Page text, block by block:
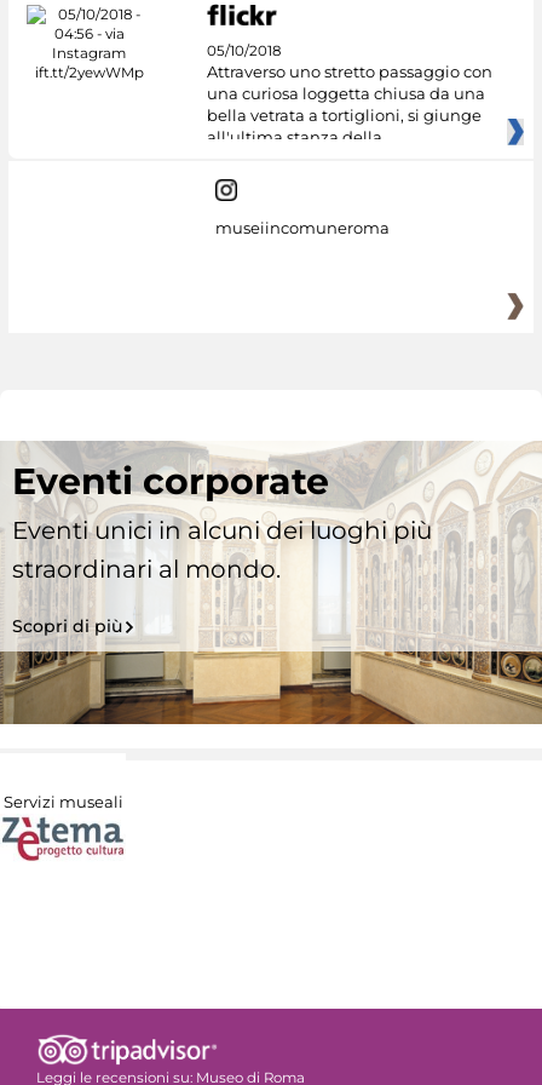
05/10/2018
Attraverso uno stretto passaggio con
una curiosa loggetta chiusa da una
bella vetrata a tortiglioni, si giunge
all'ultima stanza della
museiincomuneroma
Eventi corporate
Eventi unici in alcuni dei luoghi più
straordinari al mondo.
Scopri di più
Servizi museali
Leggi le recensioni su: Museo di Roma